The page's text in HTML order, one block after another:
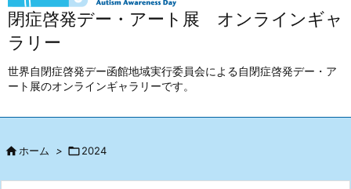
閉症啓発デー・アート展 オンラインギャ
ラリー
世界自閉症啓発デー函館地域実行委員会による自閉症啓発デー・ア
ート展のオンラインギャラリーです。

前へ
次へ
ホーム > 2024